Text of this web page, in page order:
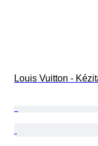
Louis Vuitton -